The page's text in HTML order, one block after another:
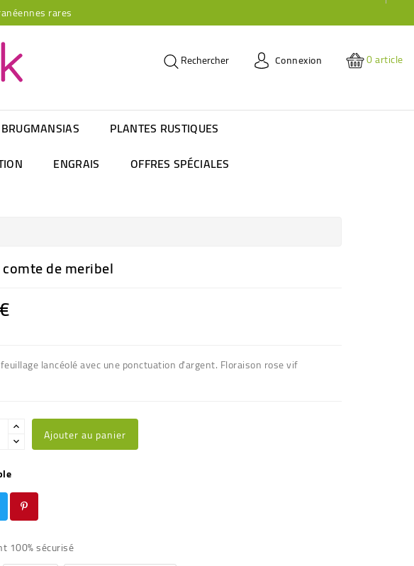
rares
Rechercher Connexion 0article
BRUGMANSIAS
PLANTES RUSTIQUES
ENGRAIS
OFFRES SPÉCIALES
de meribel
lancéolé avec une ponctuation d'argent. Floraison rose vif
Ajouter au panier
100% sécurisé